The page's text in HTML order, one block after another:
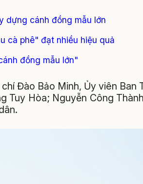
dựng cánh đồng mẫu lớn
cà phê" đạt nhiều hiệu quả
đồng mẫu lớn"
Đào Bảo Minh, Ủy viên Ban
Tuy Hòa; Nguyễn Công